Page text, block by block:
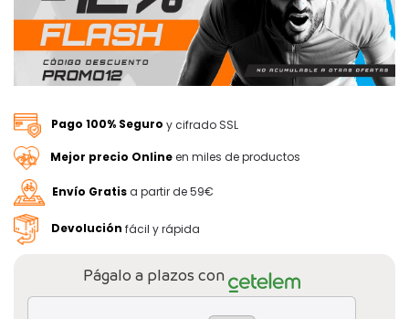
Pago 100% Seguro y cifrado SSL
Mejor precio Onlineen miles de productos
Envío Gratisa partir de 59€
Devolución fácil y rápida
Págalo a plazos con